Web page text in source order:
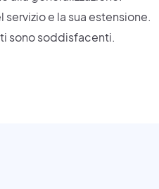
servizio e la sua estensione.
sono soddisfacenti.